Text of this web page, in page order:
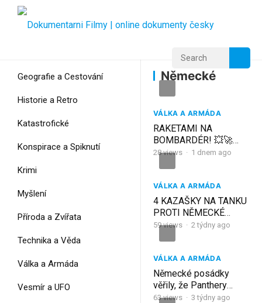
Geografie a Cestování
Historie a Retro
Katastrofické
Konspirace a Spiknutí
Krimi
Myšlení
Příroda a Zvířata
Technika a Věda
Válka a Armáda
Vesmír a UFO
Německé
Německé
VÁLKA A ARMÁDA
RAKETAMI NA
BOMBARDÉR! 💥🚀
Německé protivzdušné
28views · 1 dnem ago
VÁLKA A ARMÁDA
4 KAZAŠKY NA TANKU
PROTI NĚMECKÉ
ARMÁDĚ – Realita,
59views · 2 týdny ago
VÁLKA A ARMÁDA
Německé posádky
věřily, že Panthery
ovládnou zimní frontu,
63views · 3 týdny ago